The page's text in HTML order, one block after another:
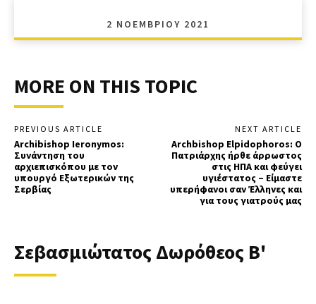
2 ΝΟΕΜΒΡΊΟΥ 2021
MORE ON THIS TOPIC
PREVIOUS ARTICLE
Archibishop Ieronymos:
Συνάντηση του
αρχιεπισκόπου με τον
υπουργό Εξωτερικών της
Σερβίας
NEXT ARTICLE
Archbishop Elpidophoros: Ο
Πατριάρχης ήρθε άρρωστος
στις ΗΠΑ και φεύγει
υγιέστατος – Είμαστε
υπερήφανοι σαν Έλληνες και
για τους γιατρούς μας
Σεβασμιώτατος Δωρόθεος Β'